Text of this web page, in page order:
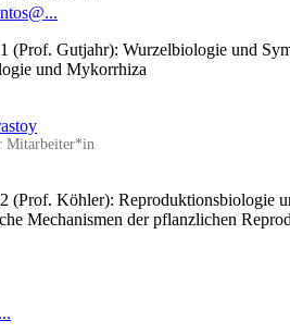
(Prof. Gutjahr): Wurzelbiologie und
und Mykorrhiza
Mitarbeiter*in
(Prof. Köhler): Reproduktionsbiologie
Mechanismen der pflanzlichen